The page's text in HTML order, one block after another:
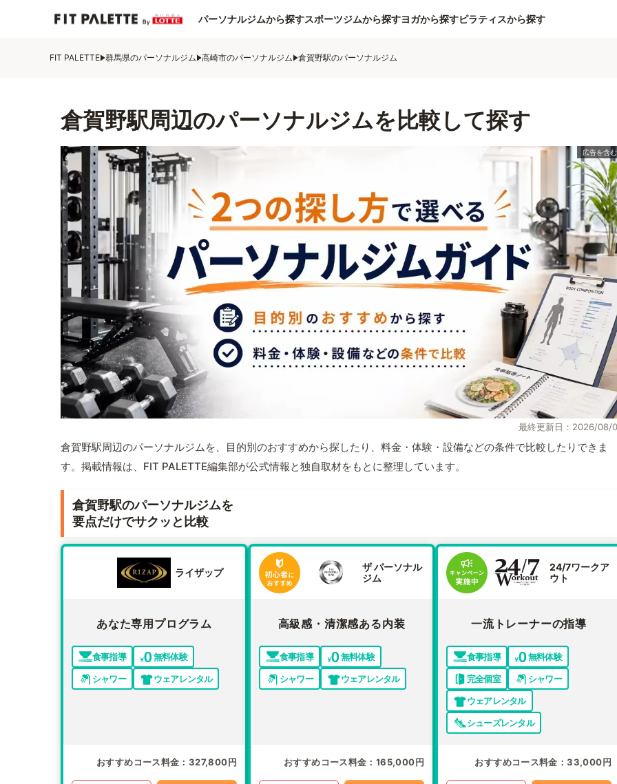
パーソナルジムから探すスポーツジムから探すヨガから探すピラティスから探す
FIT PALETTE 群馬県のパーソナルジム 高崎市のパーソナルジム 倉賀野駅のパーソナルジム
倉賀野駅周辺のパーソナルジムを比較して探す
最終更新日：2026/08/
倉賀野駅周辺のパーソナルジムを、目的別のおすすめから探したり、料金・体験・設備などの条件で比較したりできま
す。掲載情報は、FIT PALETTE編集部が公式情報と独自取材をもとに整理しています。
倉賀野駅のパーソナルジムを
要点だけでサクッと比較
ライザップ
あなた専用プログラム
食事指導
無料体験
シャワー
ウェアレンタル
おすすめコース料金 327,800円
ザ パーソナル
ジム
高級感・清潔感ある内装
食事指導
無料体験
シャワー
ウェアレンタル
おすすめコース料金 165,000円
24/7ワークア
ウト
一流トレーナーの指導
食事指導
無料体験
完全個室
シャワー
ウェアレンタル
シューズレンタル
おすすめコース料金 33,000円